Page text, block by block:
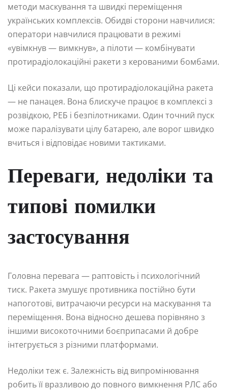
методи маскування та швидкі переміщення
українських комплексів. Обидві сторони навчилися:
оператори навчилися працювати в режимі
«увімкнув — вимкнув», а пілоти — комбінувати
протирадіолокаційні ракети з керованими бомбами.
Ці кейси показали, що протирадіолокаційна ракета
— не панацея. Вона блискуче працює в комплексі з
розвідкою, РЕБ і безпілотниками. Один точний пуск
може паралізувати цілу батарею, але ворог швидко
вчиться і відповідає новими тактиками.
Переваги, недоліки та
типові помилки
застосування
Головна перевага — раптовість і психологічний
тиск. Ракета змушує противника постійно бути
напоготові, витрачаючи ресурси на маскування та
переміщення. Вона відносно дешева порівняно з
іншими високоточними боєприпасами й добре
інтегрується з різними платформами.
Недоліки теж є. Залежність від випромінювання
робить її вразливою до повного вимкнення РЛС або